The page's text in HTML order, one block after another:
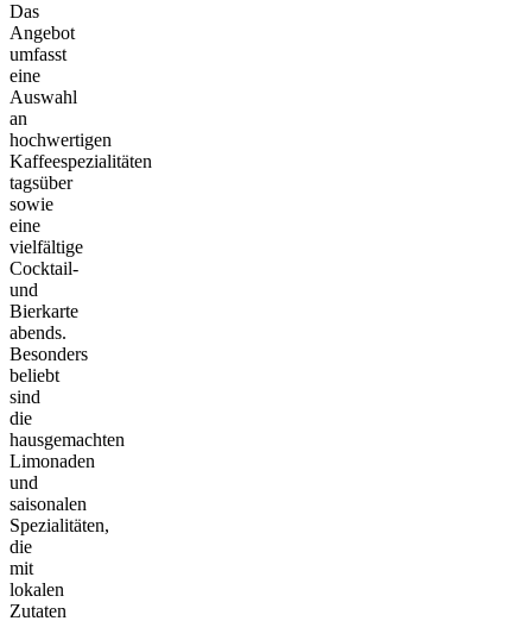
Das
Angebot
umfasst
eine
Auswahl
an
hochwertigen
Kaffeespezialitäten
tagsüber
sowie
eine
vielfältige
Cocktail-
und
Bierkarte
abends.
Besonders
beliebt
sind
die
hausgemachten
Limonaden
und
saisonalen
Spezialitäten,
die
mit
lokalen
Zutaten